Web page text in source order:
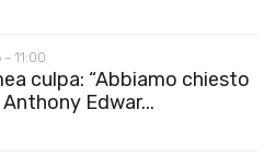
11:00
culpa: “Abbiamo chiesto
Edwar...